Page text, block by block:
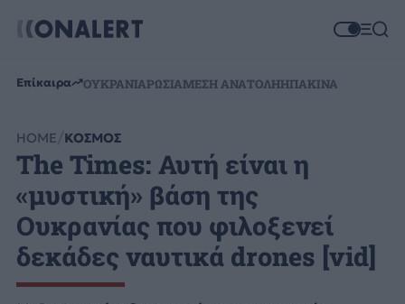
Επίκαιρα ΟΥΚΡΑΝΙΑΡΩΣΙΑΜΕΣΗ ΑΝΑΤΟΛΗΗΠΑΚΙΝΑ
HOME ΚΟΣΜΟΣ
The Times: Αυτή είναι η
«μυστική» βάση της
Ουκρανίας που φιλοξενεί
δεκάδες ναυτικά drones [vid]